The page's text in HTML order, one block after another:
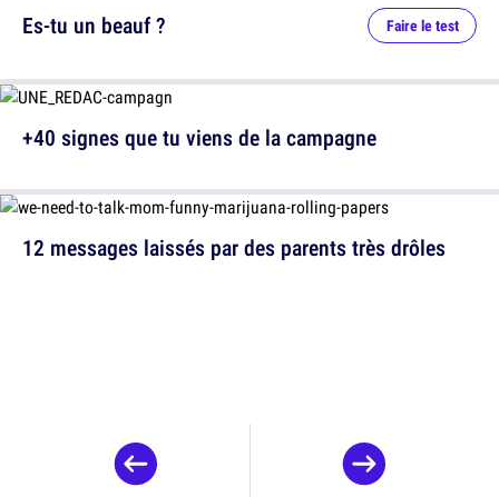
12 messages laissés par des parents très drôles
Es-tu un beauf ? Faire le test
+40 signes que tu viens de la campagne